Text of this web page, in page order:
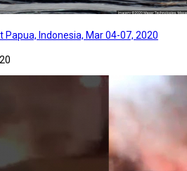
Papua, Indonesia, Mar 04-07, 2020